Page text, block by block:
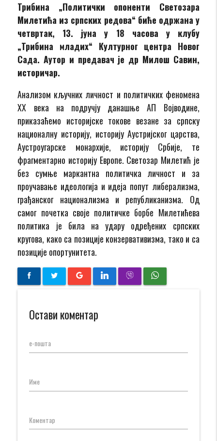
Трибина „Политички опоненти Светозара
Милетића из српских редова“ биће одржана у
четвртак, 13. јуна у 18 часова у клубу
„Трибина младих“ Културног центра Новог
Сада. Аутор и предавач је др Милош Савин,
историчар.
Анализом кључних личност и политичких феномена
XX века на подручју данашње АП Војводине,
приказаћемо историјске токове везане за српску
националну историју, историју Аустријског царства,
Аустроугарске монархије, историју Србије, те
фрагментарно историју Европе. Светозар Милетић је
без сумње маркантна политичка личност и за
проучавање идеологија и идеја попут либерализма,
грађанског национализма и републиканизма. Од
самог почетка своје политичке борбе Милетићева
политика је била на удару одређених српских
кругова, како са позиције конзервативизма, тако и са
позиције опортунитета.
Остави коментар
е-пошта
Име
Коментар